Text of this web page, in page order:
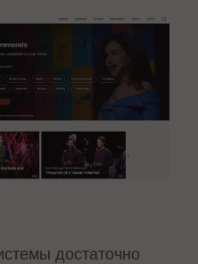
достаточно